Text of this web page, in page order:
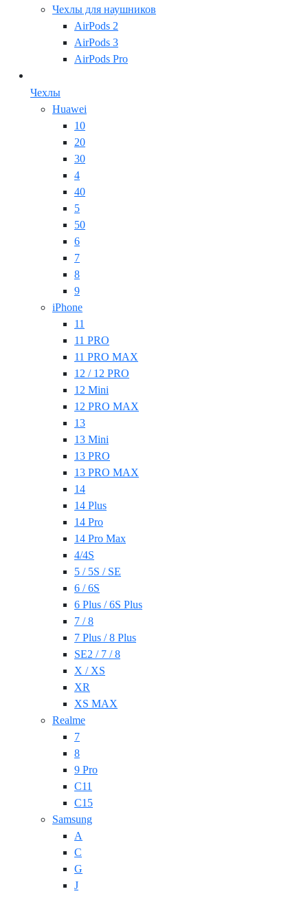
Чехлы для наушников
AirPods 2
AirPods 3
AirPods Pro
Чехлы
Huawei
10
20
30
4
40
5
50
6
7
8
9
iPhone
11
11 PRO
11 PRO MAX
12 / 12 PRO
12 Mini
12 PRO MAX
13
13 Mini
13 PRO
13 PRO MAX
14
14 Plus
14 Pro
14 Pro Max
4/4S
5 / 5S / SE
6 / 6S
6 Plus / 6S Plus
7 / 8
7 Plus / 8 Plus
SE2 / 7 / 8
X / XS
XR
XS MAX
Realme
7
8
9 Pro
C11
C15
Samsung
A
C
G
J